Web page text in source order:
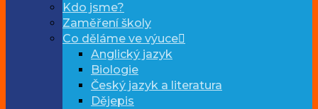
Kdo jsme?
Zaměření školy
Co děláme ve výuce
Anglický jazyk
Biologie
Český jazyk a literatura
Dějepis